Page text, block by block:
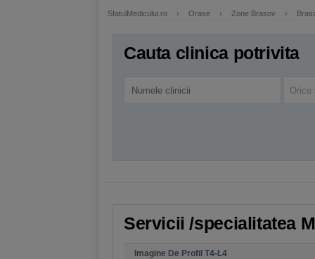
SfatulMedicului.ro › Orase › Zone Brasov ›
Cauta clinica potrivita
Orice
Servicii /specialitatea
Imagine De Profil T4-L4